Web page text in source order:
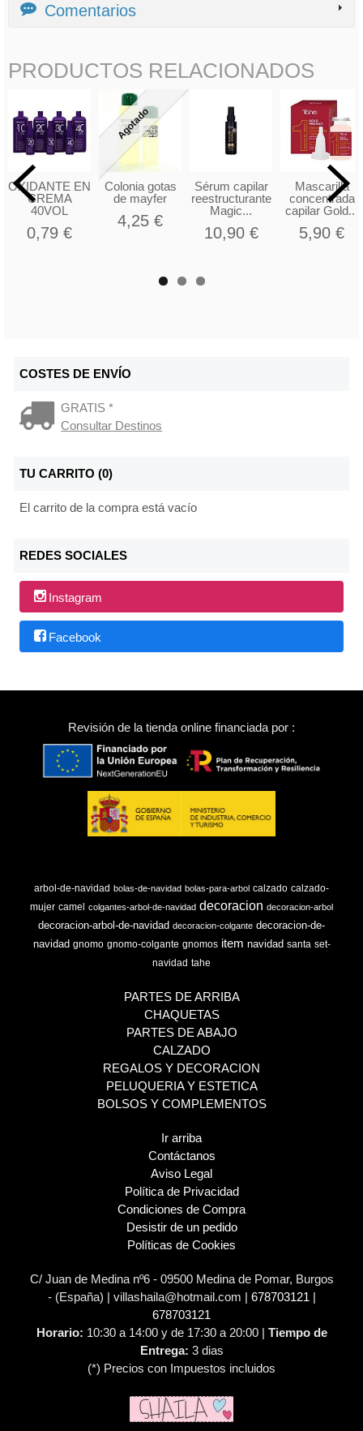
COSTES DE ENVÍO
GRATIS *
Consultar Destinos
TU CARRITO (0)
El carrito de la compra está vacío
REDES SOCIALES
Instagram
Facebook
Comentarios
PRODUCTOS RELACIONADOS
OXIDANTE EN
CREMA
40VOL
0,79 €
Agotado
Colonia gotas
de mayfer
4,25 €
Sérum capilar
reestructurante
Magic...
10,90 €
Mascarilla
concentrada
capilar Gold...
5,90 €
Revisión de la tienda online financiada por :
arbol-de-navidad bolas-de-navidad bolas-para-arbol calzado calzado-
mujer camel colgantes-arbol-de-navidad decoracion decoracion-arbol
decoracion-arbol-de-navidad decoracion-colgante decoracion-de-
navidad gnomo gnomo-colgante gnomos item navidad santa set-
navidad tahe
PARTES DE ARRIBA
CHAQUETAS
PARTES DE ABAJO
CALZADO
REGALOS Y DECORACION
PELUQUERIA Y ESTETICA
BOLSOS Y COMPLEMENTOS
Ir arriba
Contáctanos
Aviso Legal
Política de Privacidad
Condiciones de Compra
Desistir de un pedido
Políticas de Cookies
C/ Juan de Medina nº6 - 09500 Medina de Pomar, Burgos
- (España) | villashaila@hotmail.com | 678703121 |
678703121
Horario: 10:30 a 14:00 y de 17:30 a 20:00 | Tiempo de
Entrega: 3 dias
(*) Precios con Impuestos incluidos